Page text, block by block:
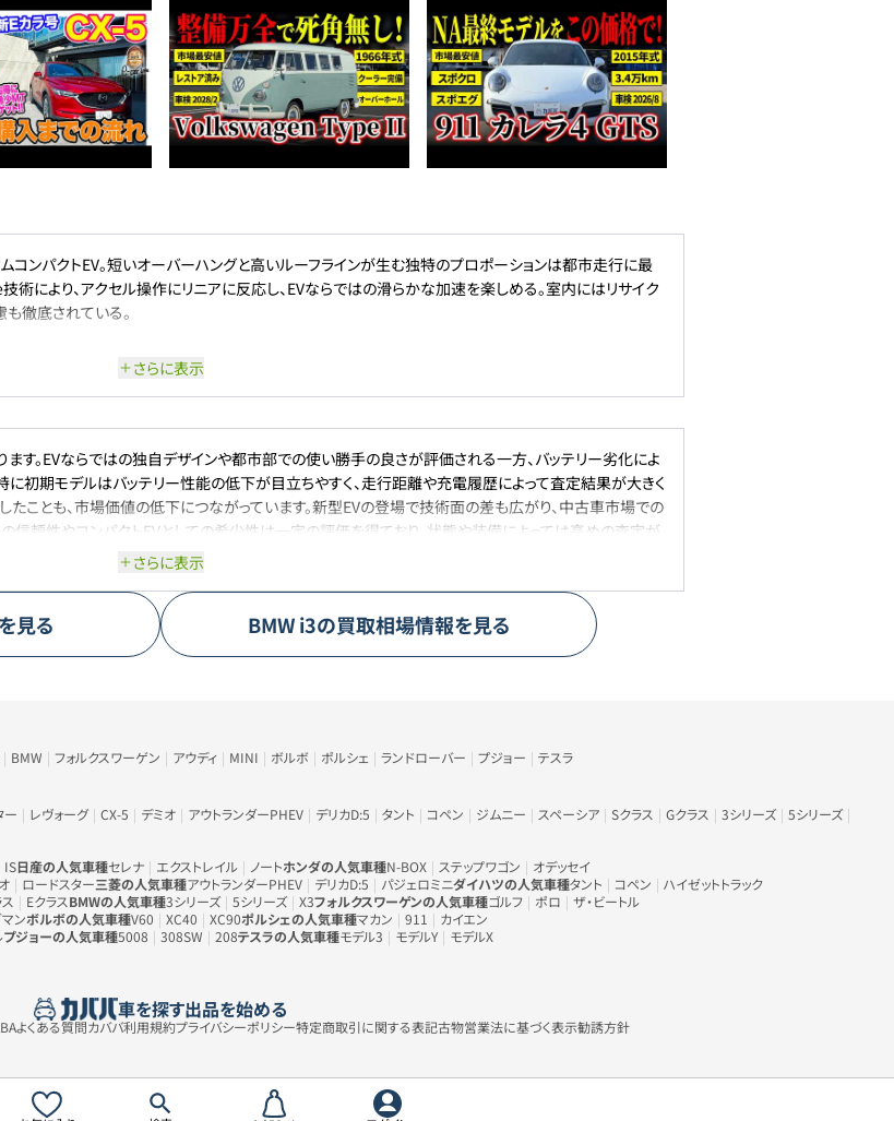
ンパクトEV。短いオーバーハングと高いルーフラインが生む独特のプロポーションは都市走行に最
により、アクセル操作にリニアに反応し、EVならではの滑らかな加速を楽しめる。室内にはリサイク
徹底されている。
さらに表示
す。EVならではの独自デザインや都市部での使い勝手の良さが評価される一方、バッテリー劣化によ
初期モデルはバッテリー性能の低下が目立ちやすく、走行距離や充電履歴によって査定結果が大きく
ことも、市場価値の低下につながっています。新型EVの登場で技術面の差も広がり、中古車市場での
の信頼性やコンパクトEVとしての希少性は一定の評価を得ており、状態や装備によっては高めの査定が
ものの、高値維持は難しく、相場は緩やかに下がっていく可能性が高いでしょう。
さらに表示
見る BMW i3の買取相場情報を見る
BMW フォルクスワーゲン アウディ MINI ボルボ ポルシェ ランドローバー プジョー
テスラ
ー レヴォーグ CX-5 デミオ アウトランダーPHEV デリカD:5 タント コペン ジムニー スペーシア Sクラス Gクラス 3シリーズ
5シリーズ
IS日産の人気車種セレナ エクストレイル ノートホンダの人気車種N-BOX ステップワゴン
オデッセイ
ロードスター三菱の人気車種アウトランダーPHEV デリカD:5 パジェロミニダイハツの人気車種タント コペン
ハイゼットトラック
EクラスBMWの人気車種3シリーズ 5シリーズ X3フォルクスワーゲンの人気車種ゴルフ ポロ
ザ・ビートル
ンボルボの人気車種V60 XC40 XC90ポルシェの人気車種マカン 911
カイエン
プジョーの人気車種5008 308SW 208テスラの人気車種モデル3 モデルY モデルX
車を探す出品を始める
よくある質問カババ利用規約プライバシーポリシー特定商取引に関する表記古物営業法に基づく表示勧誘方針